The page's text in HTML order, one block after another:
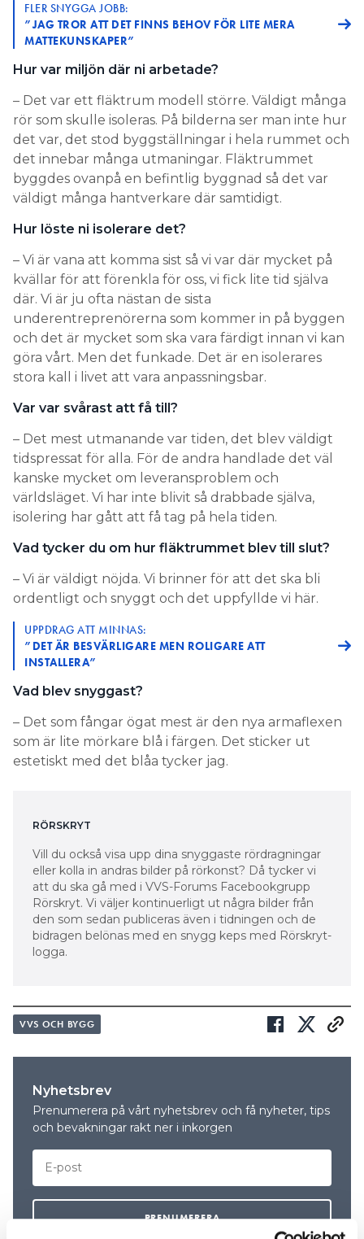
FLER SNYGGA JOBB:
”JAG TROR ATT DET FINNS BEHOV FÖR LITE MERA
MATTEKUNSKAPER”
Hur var miljön där ni arbetade?
– Det var ett fläktrum modell större. Väldigt många
rör som skulle isoleras. På bilderna ser man inte hur
det var, det stod byggställningar i hela rummet och
det innebar många utmaningar. Fläktrummet
byggdes ovanpå en befintlig byggnad så det var
väldigt många hantverkare där samtidigt.
Hur löste ni isolerare det?
– Vi är vana att komma sist så vi var där mycket på
kvällar för att förenkla för oss, vi fick lite tid själva
där. Vi är ju ofta nästan de sista
underentreprenörerna som kommer in på byggen
och det är mycket som ska vara färdigt innan vi kan
göra vårt. Men det funkade. Det är en isolerares
stora kall i livet att vara anpassningsbar.
Var var svårast att få till?
– Det mest utmanande var tiden, det blev väldigt
tidspressat för alla. För de andra handlade det väl
kanske mycket om leveransproblem och
världsläget. Vi har inte blivit så drabbade själva,
isolering har gått att få tag på hela tiden.
Vad tycker du om hur fläktrummet blev till slut?
– Vi är väldigt nöjda. Vi brinner för att det ska bli
ordentligt och snyggt och det uppfyllde vi här.
UPPDRAG ATT MINNAS:
”DET ÄR BESVÄRLIGARE MEN ROLIGARE ATT
INSTALLERA”
Vad blev snyggast?
– Det som fångar ögat mest är den nya armaflexen
som är lite mörkare blå i färgen. Det sticker ut
estetiskt med det blåa tycker jag.
RÖRSKRYT
Vill du också visa upp dina snyggaste rördragningar
eller kolla in andras bilder på rörkonst? Då tycker vi
att du ska gå med i VVS-Forums Facebookgrupp
Rörskryt. Vi väljer kontinuerligt ut några bilder från
den som sedan publiceras även i tidningen och de
bidragen belönas med en snygg keps med Rörskryt-
logga.
VVS OCH BYGG
Nyhetsbrev
Prenumerera på vårt nyhetsbrev och få nyheter, tips
och bevakningar rakt ner i inkorgen